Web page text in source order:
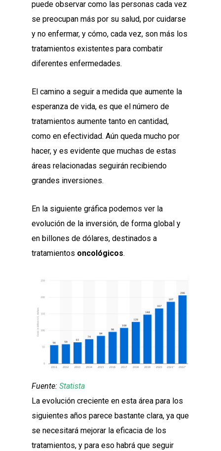
puede observar como las personas cada vez
se preocupan más por su salud, por cuidarse
y no enfermar, y cómo, cada vez, son más los
tratamientos existentes para combatir
diferentes enfermedades.
El camino a seguir a medida que aumente la
esperanza de vida, es que el número de
tratamientos aumente tanto en cantidad,
como en efectividad. Aún queda mucho por
hacer, y es evidente que muchas de estas
áreas relacionadas seguirán recibiendo
grandes inversiones.
En la siguiente gráfica podemos ver la
evolución de la inversión, de forma global y
en billones de dólares, destinados a
tratamientos oncológicos.
Fuente: Statista
La evolución creciente en esta área para los
siguientes años parece bastante clara, ya que
se necesitará mejorar la eficacia de los
tratamientos, y para eso habrá que seguir